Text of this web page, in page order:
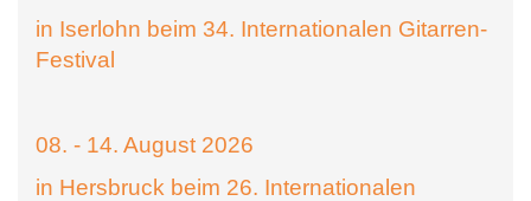
in Iserlohn beim 34. Internationalen Gitarren-
Festival
08. - 14. August 2026
in Hersbruck beim 26. Internationalen